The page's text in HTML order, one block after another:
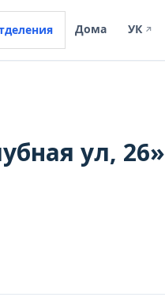
Дома УК ↗
ул, 26»